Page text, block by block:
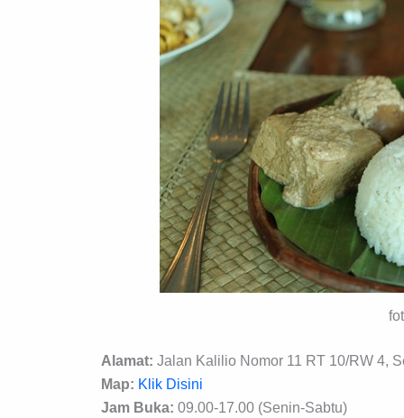
Alamat: Jalan Kalilio Nomor 11 RT 10/RW 4,
Map: Klik Disini
Jam Buka: 09.00-17.00 (Senin-Sabtu)